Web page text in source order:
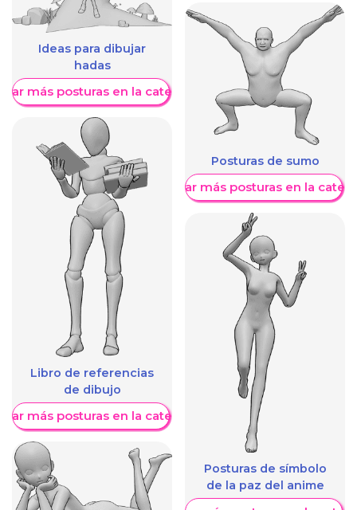
Ideas para dibujar
hadas
más posturas en la categoría
Libro de referencias
de dibujo
más posturas en la categoría
Posturas de sumo
Mostrar más posturas en la
Posturas de símbolo
de la paz del anime